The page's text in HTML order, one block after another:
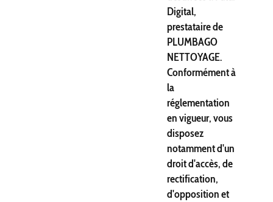
Digital,
prestataire de
PLUMBAGO
NETTOYAGE.
Conformément à
la
réglementation
en vigueur, vous
disposez
notamment d'un
droit d'accès, de
rectification,
d'opposition et